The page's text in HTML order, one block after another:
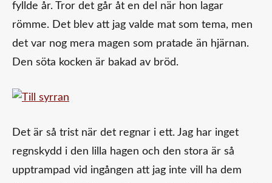
fyllde år. Tror det går åt en del när hon lagar
römme. Det blev att jag valde mat som tema, men
det var nog mera magen som pratade än hjärnan.
Den söta kocken är bakad av bröd.
Det är så trist när det regnar i ett. Jag har inget
regnskydd i den lilla hagen och den stora är så
upptrampad vid ingången att jag inte vill ha dem